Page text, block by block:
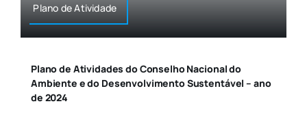
Plano de Atividade
Plano de Atividades do Conselho Nacional do
Ambiente e do Desenvolvimento Sustentável – ano
de 2024